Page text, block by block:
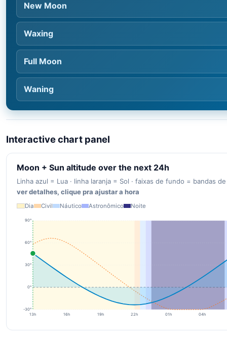
New Moon
Waxing
Full Moon
Waning
Interactive chart panel
Moon + Sun altitude over the next 24h
Linha azul = Lua · linha laranja = Sol · faixas de fundo = bandas
ver detalhes, clique pra ajustar a hora
Dia Civil Náutico Astronômico Noite
90°
60°
30°
0°
-30°
13h 16h 19h 22h 01h 04h